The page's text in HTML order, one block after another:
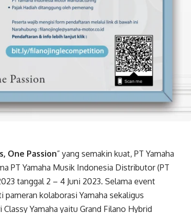
One Passion” yang semakin kuat, PT Yamaha
PT Yamaha Musik Indonesia Distributor (PT
tanggal 2 – 4 Juni 2023. Selama event
kolaborasi Yamaha sekaligus
Yamaha yaitu Grand Filano Hybrid